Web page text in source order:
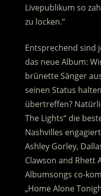
Livepublikum so
zu locken.“
Entsprechend sind
das neue Album:
brünette Sänger
seinen Status
übertreffen?
The Lights“ die
Nashvilles
Ashley Gorley,
Clawson and Rhett
Albumsongs co-
„Home Alone